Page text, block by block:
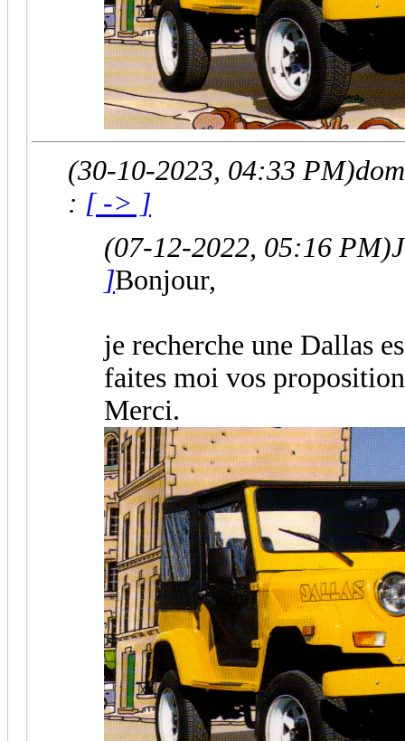
(30-10-2023, 04:33 PM)
: [ -> ]
(07-12-2022, 05:16 PM)
]Bonjour,
je recherche une Dallas
faites moi vos
Merci.